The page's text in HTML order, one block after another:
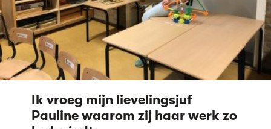
Ik vroeg mijn lievelingsjuf
Pauline waarom zij haar werk zo